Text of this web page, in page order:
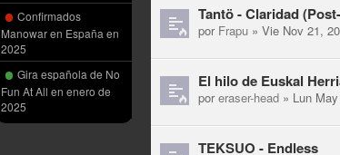
Confirmados
Manowar en España en
2025
Gira española de No
Fun At All en enero de
2025
Tantö - Claridad
por Frapu » Vie Nov 21,
El hilo de Euskal
poreraser-head » Lun
TEKSUO - Endless